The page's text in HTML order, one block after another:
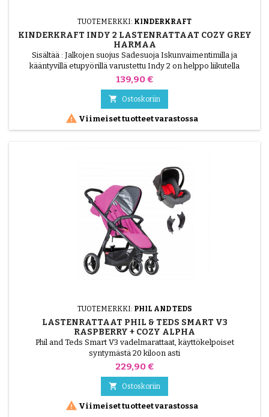
TUOTEMERKKI: KINDERKRAFT
KINDERKRAFT INDY 2 LASTENRATTAAT COZY GREY
HARMAA
Sisältää : Jalkojen suojus Sadesuoja Iskunvaimentimilla ja
kääntyvillä etupyörillä varustettu Indy 2 on helppo liikutella
kaupungin jalkakäytävillä. Se taittuu pieneen, yhdellä kädellä
liikennevälineisiin. Voit säätää selkänojan kulmaa, jotta lapsesi voi
nukkua päiväunia mukavasti....
Hinta
139,90 €
 Ostoskoriin
 Viimeiset tuotteet varastossa
TUOTEMERKKI: PHIL AND TEDS
LASTENRATTAAT PHIL & TEDS SMART V3
RASPBERRY + COZY ALPHA
Phil and Teds Smart V3 vadelmarattaat, käyttökelpoiset
syntymästä 20 kiloon asti
Hinta
229,90 €
 Ostoskoriin
 Viimeiset tuotteet varastossa